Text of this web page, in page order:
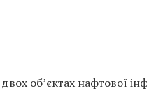
об’єктах нафтової